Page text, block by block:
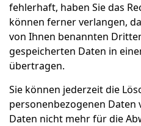
fehlerhaft, haben Sie das
können ferner verlangen,
von Ihnen benannten
gespeicherten Daten in
übertragen.
Sie können jederzeit die
personenbezogenen
Daten nicht mehr für die